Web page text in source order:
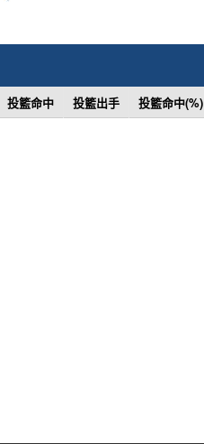
投籃命中 投籃出手 投籃命中(%)